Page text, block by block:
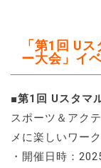
「第1回 U
ー大会」イ
■第1回 Uスタマ
スポーツ＆アク
メに楽しいワー
・開催日時：